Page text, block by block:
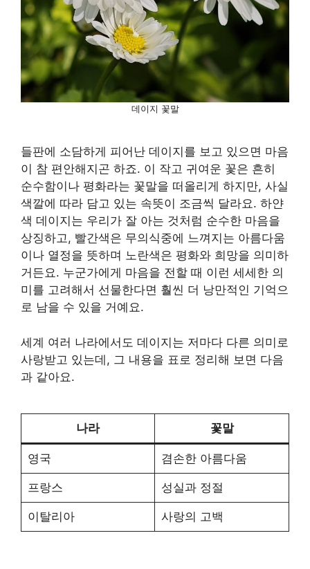
데이지 꽃말
들판에 소담하게 피어난 데이지를 보고 있으면 마음
이 참 편안해지곤 하죠. 이 작고 귀여운 꽃은 흔히
순수함이나 평화라는 꽃말을 떠올리게 하지만, 사실
색깔에 따라 담고 있는 속뜻이 조금씩 달라요. 하얀
색 데이지는 우리가 잘 아는 것처럼 순수한 마음을
상징하고, 빨간색은 무의식중에 느껴지는 아름다움
이나 열정을 뜻하며 노란색은 평화와 희망을 의미하
거든요. 누군가에게 마음을 전할 때 이런 세세한 의
미를 고려해서 선물한다면 훨씬 더 낭만적인 기억으
로 남을 수 있을 거예요.
세계 여러 나라에서도 데이지는 저마다 다른 의미로
사랑받고 있는데, 그 내용을 표로 정리해 보면 다음
과 같아요.
나라 꽃말
영국 겸손한 아름다움
프랑스 성실과 정절
이탈리아 사랑의 고백